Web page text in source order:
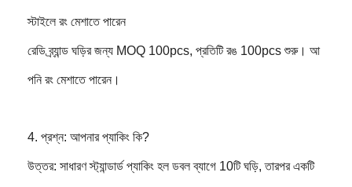
স্টাইলে রং মেশাতে পারেন
রেডি ব্র্যান্ড ঘড়ির জন্য MOQ 100pcs, প্রতিটি রঙ 100pcs শুরু। আ
পনি রং মেশাতে পারেন।
4. প্রশ্ন: আপনার প্যাকিং কি?
উত্তর: সাধারণ স্ট্যান্ডার্ড প্যাকিং হল ডবল ব্যাগে 10টি ঘড়ি, তারপর একটি